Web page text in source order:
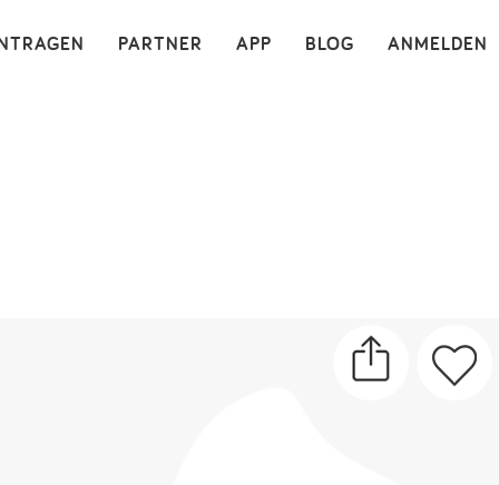
ANMELDEN
BLOG
APP
PARTNER ×